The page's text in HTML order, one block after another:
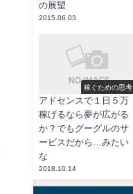
の展望
2015.06.03
稼ぐための思考
アドセンスで１日５万
稼げるなら夢が広がる
か？でもグーグルのサ
ービスだから…みたい
な
2018.10.14